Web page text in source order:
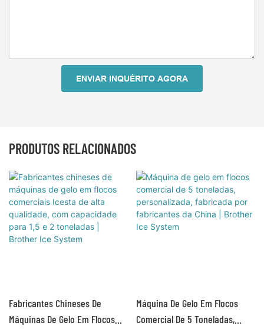
ENVIAR INQUÉRITO AGORA
PRODUTOS RELACIONADOS
Fabricantes Chineses De
Máquinas De Gelo Em Flocos
Máquina De Gelo Em Flocos
Comercial De 5 Toneladas,